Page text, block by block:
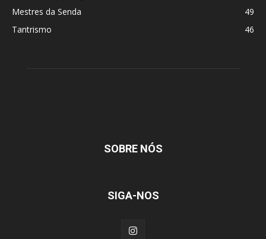
Mestres da Senda
49
Tantrismo
46
SOBRE NÓS
SIGA-NOS